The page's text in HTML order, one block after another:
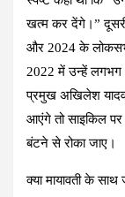
खत्म कर देंगे।” दूसरी
और 2024 के
2022 में उन्हें लगभग
प्रमुख अखिलेश
आएंगे तो साइकिल पर
बंटने से रोका जाए।
क्या मायावती के